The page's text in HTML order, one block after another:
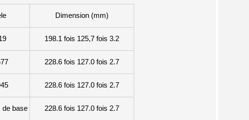
Dimension (mm)
198.1 fois 125,7 fois 3.2
228.6 fois 127.0 fois 2.7
228.6 fois 127.0 fois 2.7
de base 228.6 fois 127.0 fois 2.7